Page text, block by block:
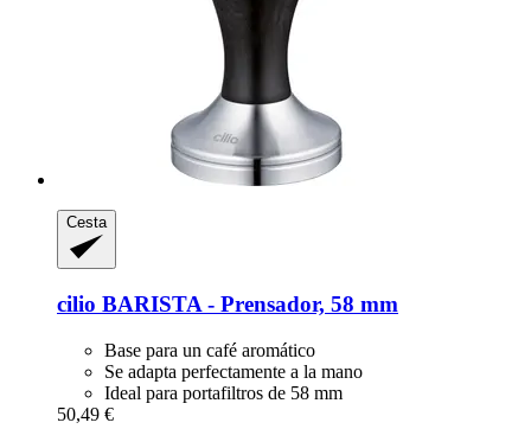
Cesta
cilio BARISTA -​ Prensador, 58 mm
Base para un café aromático
Se adapta perfectamente a la mano
Ideal para portafiltros de 58 mm
50,49 €